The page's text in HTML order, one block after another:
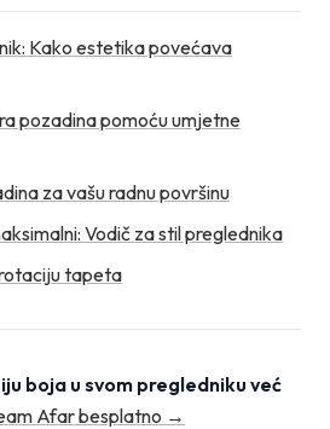
Kako estetika povećava
pozadina pomoću umjetne
za vašu radnu površinu
Vodič za stil preglednika
tapeta
boja u svom pregledniku već
Afar besplatno →